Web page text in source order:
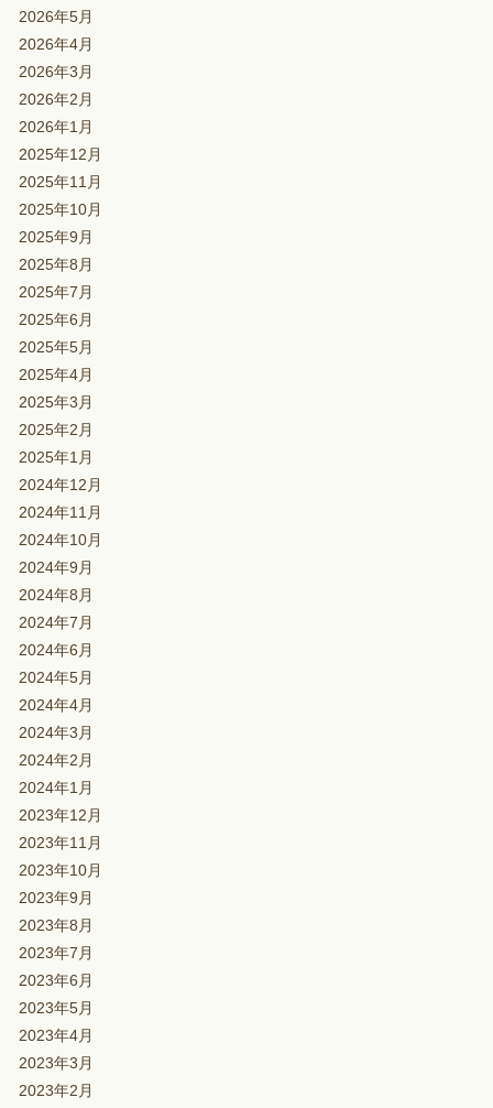
2026年5月
2026年4月
2026年3月
2026年2月
2026年1月
2025年12月
2025年11月
2025年10月
2025年9月
2025年8月
2025年7月
2025年6月
2025年5月
2025年4月
2025年3月
2025年2月
2025年1月
2024年12月
2024年11月
2024年10月
2024年9月
2024年8月
2024年7月
2024年6月
2024年5月
2024年4月
2024年3月
2024年2月
2024年1月
2023年12月
2023年11月
2023年10月
2023年9月
2023年8月
2023年7月
2023年6月
2023年5月
2023年4月
2023年3月
2023年2月